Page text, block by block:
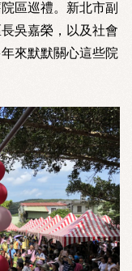
區巡禮。新北市副
吳嘉榮，以及社會
來默默關心這些院